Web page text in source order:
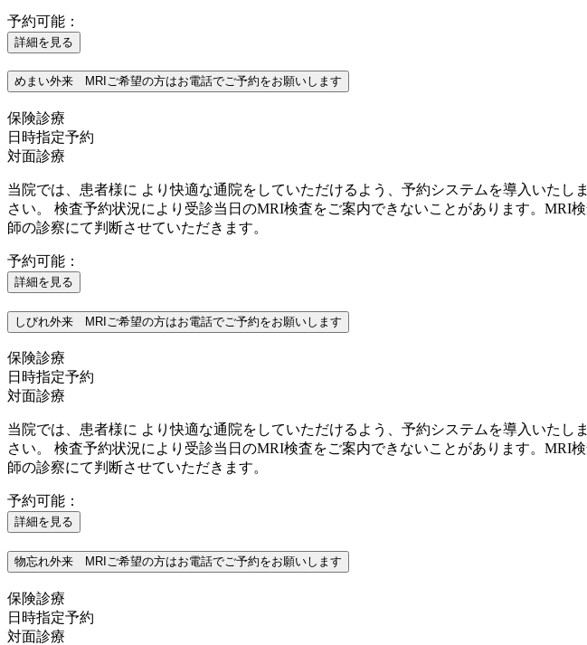
予約可能：
詳細を見る
めまい外来 MRIご希望の方はお電話でご予約をお願いします
保険診療
日時指定予約
対面診療
当院では、患者様に より快適な通院をしていただけるよう、予約システムを導入いた
さい。 検査予約状況により受診当日のMRI検査をご案内できないことがあります。
師の診察にて判断させていただきます。
予約可能：
詳細を見る
しびれ外来 MRIご希望の方はお電話でご予約をお願いします
保険診療
日時指定予約
対面診療
当院では、患者様に より快適な通院をしていただけるよう、予約システムを導入いた
さい。 検査予約状況により受診当日のMRI検査をご案内できないことがあります。
師の診察にて判断させていただきます。
予約可能：
詳細を見る
物忘れ外来 MRIご希望の方はお電話でご予約をお願いします
保険診療
日時指定予約
対面診療